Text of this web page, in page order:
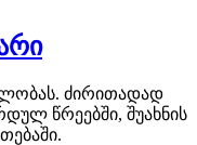
ძირითადად
წრეებში, შუახნის